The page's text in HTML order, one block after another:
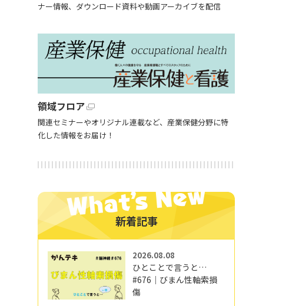
ナー情報、ダウンロード資料や動画アーカイブを配信
領域フロア
関連セミナーやオリジナル連載など、産業保健分野に特
化した情報をお届け！
新着記事
2026.08.08
ひとことで言うと…
#676｜びまん性軸索損
傷